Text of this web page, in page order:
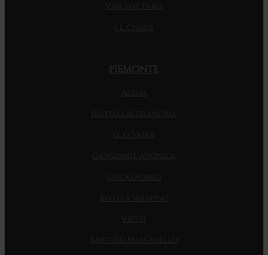
Vincent Paris
J. L. Chave
PIEMONTE
Azelia
Fratelli Alessandria
G. D. Vajra
Giovanni Canonica
Guido Porro
Rivella Serafino
Vietti
Bartolo Mascarello